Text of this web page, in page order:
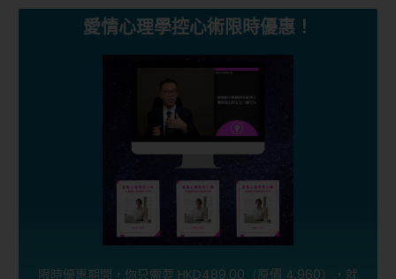
愛情心理學控心術限時優惠！
限時優惠期間，你只需要 HKD489.00（原價 4,960），就